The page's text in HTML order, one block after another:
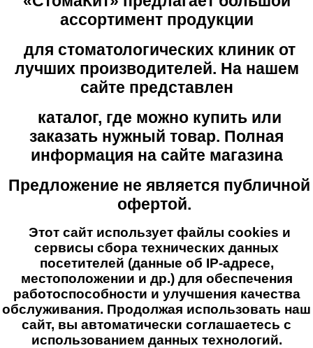
ассортимент продукции
для стоматологических клиник от
лучших производителей. На нашем
сайте представлен
каталог, где можно купить или
заказать нужный товар. Полная
информация на сайте магазина
Предложение не является публичной
офертой.
Этот сайт использует файлы cookies и
сервисы сбора технических данных
посетителей (данные об IP-адресе,
местоположении и др.) для обеспечения
работоспособности и улучшения качества
обслуживания. Продолжая использовать наш
сайт, вы автоматически соглашаетесь с
использованием данных технологий.